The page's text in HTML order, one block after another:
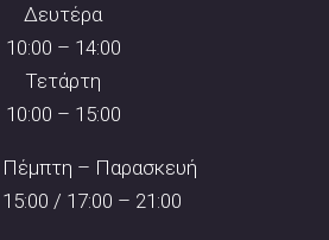
Δευτέρα
10:00 – 14:00
Τετάρτη
10:00 – 15:00
Πέμπτη – Παρασκευή
/ 17:00 – 21:00